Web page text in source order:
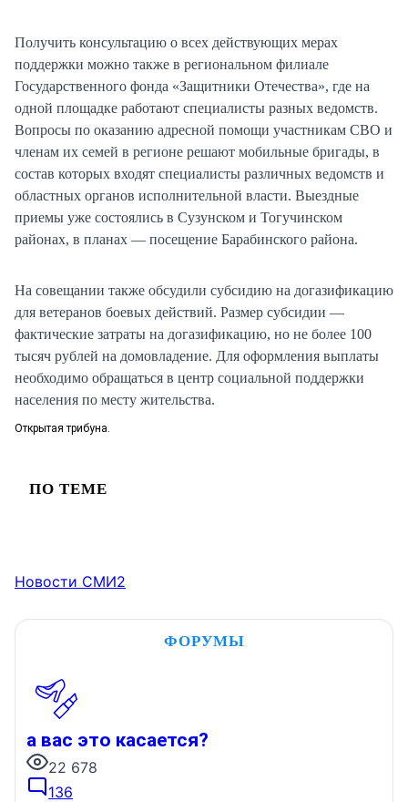
Получить консультацию о всех действующих мерах
поддержки можно также в региональном филиале
Государственного фонда «Защитники Отечества», где на
одной площадке работают специалисты разных ведомств.
Вопросы по оказанию адресной помощи участникам СВО и
членам их семей в регионе решают мобильные бригады, в
состав которых входят специалисты различных ведомств и
областных органов исполнительной власти. Выездные
приемы уже состоялись в Сузунском и Тогучинском
районах, в планах — посещение Барабинского района.
На совещании также обсудили субсидию на догазификацию
для ветеранов боевых действий. Размер субсидии —
фактические затраты на догазификацию, но не более 100
тысяч рублей на домовладение. Для оформления выплаты
необходимо обращаться в центр социальной поддержки
населения по месту жительства.
Открытая трибуна.
ПО ТЕМЕ
Новости СМИ2
ФОРУМЫ
а вас это касается?
22 678
136